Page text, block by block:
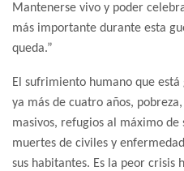
Mantenerse vivo y poder
más importante durante esta
queda.”
El sufrimiento humano que
ya más de cuatro años,
masivos, refugios al máximo de
muertes de civiles y
sus habitantes. Es la peor crisis